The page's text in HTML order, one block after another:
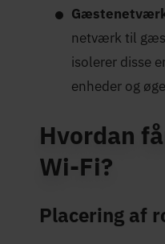
netværk til
isolerer disse
enheder og
Hvordan
Wi-Fi?
Placering af